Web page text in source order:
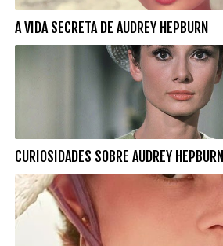
A VIDA SECRETA DE AUDREY HEPBURN
CURIOSIDADES SOBRE AUDREY HEPBURN